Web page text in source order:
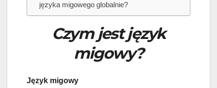
języka migowego globalnie?
Czym jest język
migowy?
Język migowy